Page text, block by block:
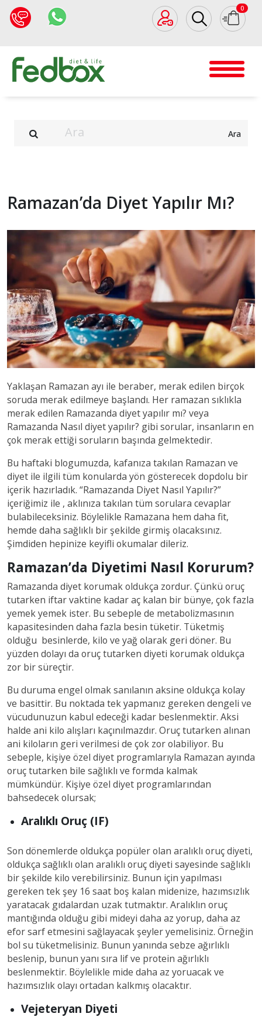
0
Ramazan’da Diyet Yapılır Mı?
Yaklaşan Ramazan ayı ile beraber, merak edilen birçok
soruda merak edilmeye başlandı. Her ramazan sıklıkla
merak edilen Ramazanda diyet yapılır mı? veya
Ramazanda Nasıl diyet yapılır? gibi sorular, insanların en
çok merak ettiği soruların başında gelmektedir.
Bu haftaki blogumuzda, kafanıza takılan Ramazan ve
diyet ile ilgili tüm konularda yön gösterecek dopdolu bir
içerik hazırladık. “Ramazanda Diyet Nasıl Yapılır?”
içeriğimiz ile , aklınıza takılan tüm sorulara cevaplar
bulabileceksiniz. Böylelikle Ramazana hem daha fit,
hemde daha sağlıklı bir şekilde girmiş olacaksınız.
Şimdiden hepinize keyifli okumalar dileriz.
Ramazan’da Diyetimi Nasıl Korurum?
Ramazanda diyet korumak oldukça zordur. Çünkü oruç
tutarken iftar vaktine kadar aç kalan bir bünye, çok fazla
yemek yemek ister. Bu sebeple de metabolizmasının
kapasitesinden daha fazla besin tüketir. Tüketmiş
olduğu besinlerde, kilo ve yağ olarak geri döner. Bu
yüzden dolayı da oruç tutarken diyeti korumak oldukça
zor bir süreçtir.
Bu duruma engel olmak sanılanın aksine oldukça kolay
ve basittir. Bu noktada tek yapmanız gereken dengeli ve
vücudunuzun kabul edeceği kadar beslenmektir. Aksi
halde ani kilo alışları kaçınılmazdır. Oruç tutarken alınan
ani kiloların geri verilmesi de çok zor olabiliyor. Bu
sebeple, kişiye özel diyet programlarıyla Ramazan ayında
oruç tutarken bile sağlıklı ve formda kalmak
mümkündür. Kişiye özel diyet programlarından
bahsedecek olursak;
Aralıklı Oruç (IF)
Son dönemlerde oldukça popüler olan aralıklı oruç diyeti,
oldukça sağlıklı olan aralıklı oruç diyeti sayesinde sağlıklı
bir şekilde kilo verebilirsiniz. Bunun için yapılması
gereken tek şey 16 saat boş kalan midenize, hazımsızlık
yaratacak gıdalardan uzak tutmaktır. Aralıklın oruç
mantığında olduğu gibi mideyi daha az yorup, daha az
efor sarf etmesini sağlayacak şeyler yemelisiniz. Örneğin
bol su tüketmelisiniz. Bunun yanında sebze ağırlıklı
beslenip, bunun yanı sıra lif ve protein ağırlıklı
beslenmektir. Böylelikle mide daha az yoruacak ve
hazımsızlık olayı ortadan kalkmış olacaktır.
Vejeteryan Diyeti
Ara